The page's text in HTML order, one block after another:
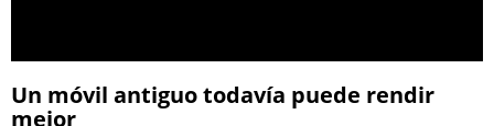
Un móvil antiguo todavía puede rendir
mejor